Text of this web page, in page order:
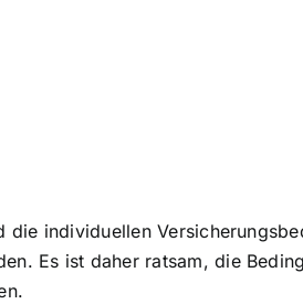
individuellen
Es ist daher ratsam, die